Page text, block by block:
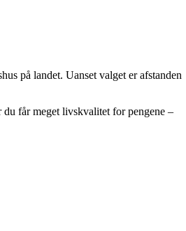
på landet. Uanset valget er afstanden
får meget livskvalitet for pengene –